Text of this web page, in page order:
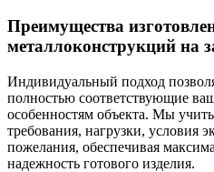
Преимущества
металлоконструкций на
Индивидуальный подход
полностью соответствующие
особенностям объекта. Мы
требования, нагрузки, условия
пожелания, обеспечивая
надежность готового изделия.